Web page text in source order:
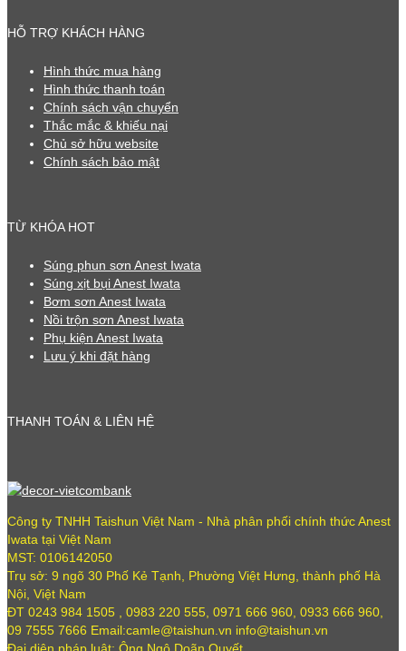
HỖ TRỢ KHÁCH HÀNG
Hình thức mua hàng
Hình thức thanh toán
Chính sách vận chuyển
Thắc mắc & khiếu nại
Chủ sở hữu website
Chính sách bảo mật
TỪ KHÓA HOT
Súng phun sơn Anest Iwata
Súng xịt bụi Anest Iwata
Bơm sơn Anest Iwata
Nồi trộn sơn Anest Iwata
Phụ kiện Anest Iwata
Lưu ý khi đặt hàng
THANH TOÁN & LIÊN HỆ
Công ty TNHH Taishun Việt Nam - Nhà phân phối chính thức Anest
Iwata tại Việt Nam
MST: 0106142050
Trụ sở: 9 ngõ 30 Phố Kẻ Tạnh, Phường Việt Hưng, thành phố Hà
Nội, Việt Nam
ĐT 0243 984 1505 , 0983 220 555, 0971 666 960, 0933 666 960,
09 7555 7666 Email:camle@taishun.vn info@taishun.vn